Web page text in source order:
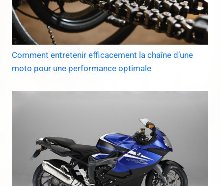
Comment entretenir efficacement la chaîne d’une
moto pour une performance optimale